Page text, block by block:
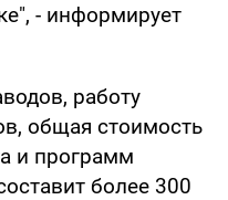
- информирует
работу
общая стоимость
и программ
более 300